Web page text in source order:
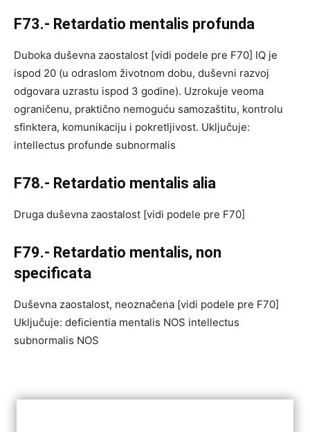
F73.- Retardatio mentalis profunda
Duboka duševna zaostalost [vidi podele pre F70] IQ je
ispod 20 (u odraslom životnom dobu, duševni razvoj
odgovara uzrastu ispod 3 godine). Uzrokuje veoma
ograničenu, praktično nemoguću samozaštitu, kontrolu
sfinktera, komunikaciju i pokretljivost. Uključuje:
intellectus profunde subnormalis
F78.- Retardatio mentalis alia
Druga duševna zaostalost [vidi podele pre F70]
F79.- Retardatio mentalis, non
specificata
Duševna zaostalost, neoznačena [vidi podele pre F70]
Uključuje: deficientia mentalis NOS intellectus
subnormalis NOS